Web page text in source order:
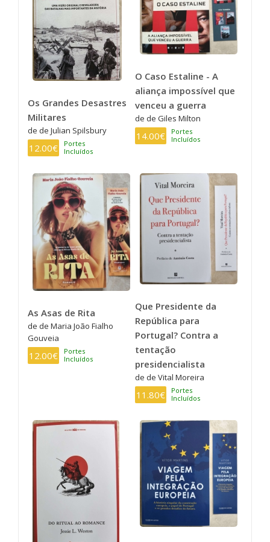
Os Grandes Desastres
Militares
de de Julian Spilsbury
12.00€
Portes
Incluídos
O Caso Estaline - A
aliança impossível que
venceu a guerra
de de Giles Milton
14.00€
Portes
Incluídos
As Asas de Rita
de de Maria João Fialho
Gouveia
12.00€
Portes
Incluídos
Que Presidente da
República para
Portugal? Contra a
tentação
presidencialista
de de Vital Moreira
11.80€
Portes
Incluídos